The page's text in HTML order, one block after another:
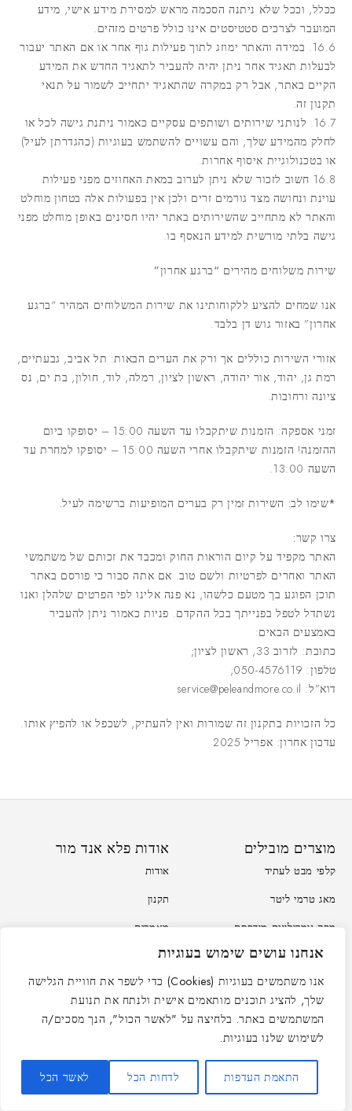
אנחנו עושים שימוש בעוגיות
אנו משתמשים בעוגיות (Cookies) כדי לשפר את חוויית הגלישה
שלך, להציג תוכנים מותאמים אישית ולנתח את תנועת
המשתמשים באתר. בלחיצה על "לאשר הכול", הנך מסכים/ה
לשימוש שלנו בעוגיות.
התאמת העדפות לדחות הכל לאשר הכל
ככלל, וככל שלא ניתנה הסכמה מראש למסירת מידע אישי, מידע
המועבר לצרכים סטטיסטים אינו כולל פרטים מזהים.
16.6. במידה והאתר ימוזג לתוך פעילות גוף אחר או אם האתר יעבור
לבעלות תאגיד אחר ניתן יהיה להעביר לתאגיד החדש את המידע
הקיים באתר, אבל רק במקרה שהתאגיד יתחייב לשמור על תנאי
תקנון זה.
16.7. לנותני שירותים ושותפים עסקיים כאמור ניתנת גישה לכל או
לחלק מהמידע שלך, והם עשויים להשתמש בעוגיות (כהגדרתן לעיל)
או בטכנולוגיית איסוף אחרות.
16.8 חשוב לזכור שלא ניתן לערוב במאת האחוזים מפני פעילות
עוינת ונחושה מצד גורמים זרים ולכן אין בפעולות אלה בטחון מוחלט
והאתר לא מתחייב שהשירותים באתר יהיו חסינים באופן מוחלט מפני
גישה בלתי מורשית למידע הנאסף בו.
שירות משלוחים מהירים “ברגע אחרון”
אנו שמחים להציע ללקוחותינו את שירות המשלוחים המהיר “ברגע
אחרון” באזור גוש דן בלבד.
אזורי השירות כוללים אך ורק את הערים הבאות: תל אביב, גבעתיים,
רמת גן, יהוד, אור יהודה, ראשון לציון, רמלה, לוד, חולון, בת ים, נס
ציונה ורחובות.
זמני אספקה: הזמנות שיתקבלו עד השעה 15:00 – יסופקו ביום
ההזמנה! הזמנות שיתקבלו אחרי השעה 15:00 – יסופקו למחרת עד
השעה 13:00.
*שימו לב: השירות זמין רק בערים המופיעות ברשימה לעיל.
צרו קשר:
האתר מקפיד על קיום הוראות החוק ומכבד את זכותם של משתמשי
האתר ואחרים לפרטיות ולשם טוב. אם אתה סבור כי פורסם באתר
תוכן הפוגע בך מטעם כלשהו, נא פנה אלינו לפי הפרטים שלהלן ואנו
נשתדל לטפל בפנייתך בכל ההקדם. פניות כאמור ניתן להעביר
באמצעים הבאים:
כתובת: לזרוב 33, ראשון לציון;
טלפון: 050-4576119;
דוא”ל: service@peleandmore.co.il
כל הזכויות בתקנון זה שמורות ואין להעתיק, לשכפל או להפיץ אותו.
עדכון אחרון: אפריל 2025
מוצרים מובילים
קלפי מבט לעתיד
מאג טרמי ליטר
מפה נומרולוגית מודפסת
מכשיר אקדח עיסוי מקצועי
יעוץ נומרולוגי ליחיד
אודות פלא אנד מור
אודות
תקנון
מאמרים
יצירת קשר
רוצים להתעדכן במבצעים שלנו?
הרשמו וקבלו עדכונים על מוצרים חדשים ומבצעים (הרשמה מהווה הסכמה
לקבלת תוכן שיווקי באמצעות אימייל).